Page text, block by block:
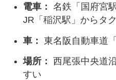
電車： 名鉄「国府宮
JR「稲沢駅」からタ
車： 東名阪自動車道
場所： 西尾張中央道
すい